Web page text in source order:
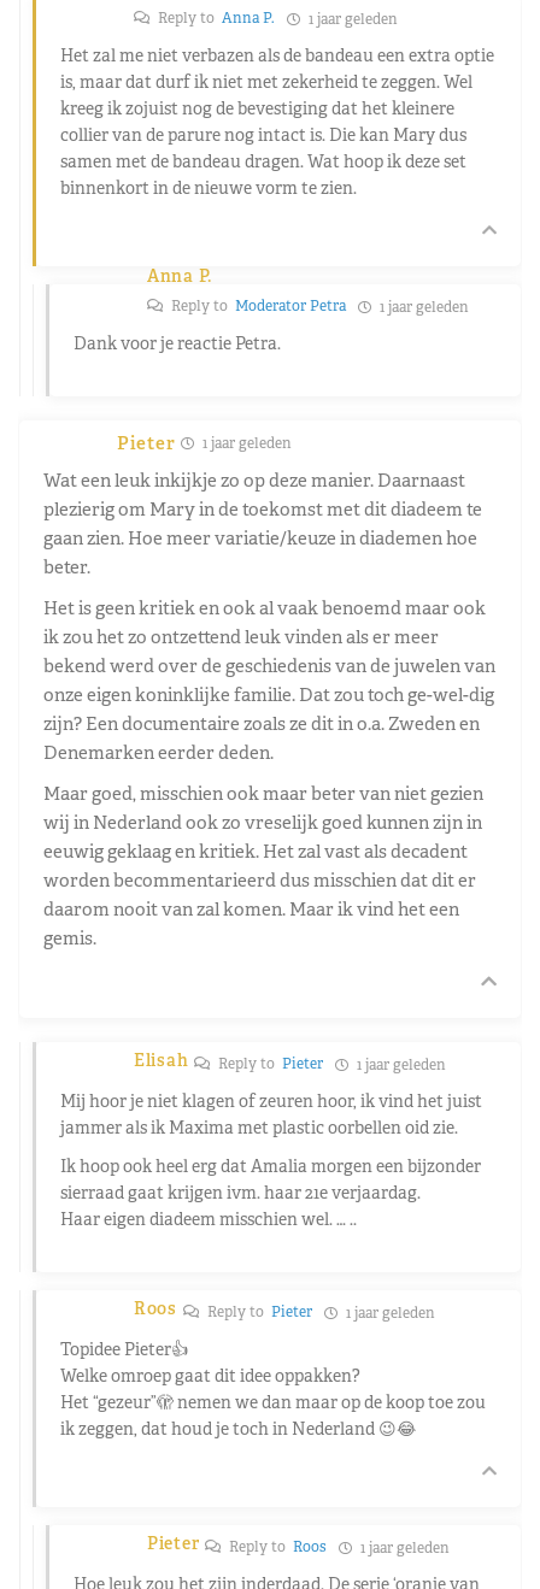
Reply to Anna P. 1 jaar geleden
Het zal me niet verbazen als de bandeau een extra optie
is, maar dat durf ik niet met zekerheid te zeggen. Wel
kreeg ik zojuist nog de bevestiging dat het kleinere
collier van de parure nog intact is. Die kan Mary dus
samen met de bandeau dragen. Wat hoop ik deze set
binnenkort in de nieuwe vorm te zien.
Anna P.
Reply to Moderator Petra 1 jaar geleden
Dank voor je reactie Petra.
Pieter 1 jaar geleden
Wat een leuk inkijkje zo op deze manier. Daarnaast
plezierig om Mary in de toekomst met dit diadeem te
gaan zien. Hoe meer variatie/keuze in diademen hoe
beter.
Het is geen kritiek en ook al vaak benoemd maar ook
ik zou het zo ontzettend leuk vinden als er meer
bekend werd over de geschiedenis van de juwelen van
onze eigen koninklijke familie. Dat zou toch ge-wel-dig
zijn? Een documentaire zoals ze dit in o.a. Zweden en
Denemarken eerder deden.
Maar goed, misschien ook maar beter van niet gezien
wij in Nederland ook zo vreselijk goed kunnen zijn in
eeuwig geklaag en kritiek. Het zal vast als decadent
worden becommentarieerd dus misschien dat dit er
daarom nooit van zal komen. Maar ik vind het een
gemis.
Elisah Reply toPieter 1 jaar geleden
Mij hoor je niet klagen of zeuren hoor, ik vind het juist
jammer als ik Maxima met plastic oorbellen oid zie.
Ik hoop ook heel erg dat Amalia morgen een bijzonder
sierraad gaat krijgen ivm. haar 21e verjaardag.
Haar eigen diadeem misschien wel. … ..
Roos Reply to Pieter 1 jaar geleden
Topidee Pieter👍
Welke omroep gaat dit idee oppakken?
Het “gezeur”🫣 nemen we dan maar op de koop toe zou
ik zeggen, dat houd je toch in Nederland 😉😂
Pieter Reply toRoos 1 jaar geleden
Hoe leuk zou het zijn inderdaad. De serie ‘oranje van